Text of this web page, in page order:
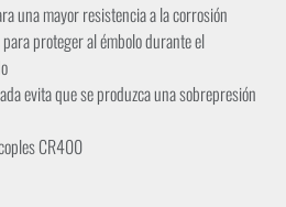
una mayor resistencia a la corrosión
proteger al émbolo durante el
evita que se produzca una sobrepresión
CR400